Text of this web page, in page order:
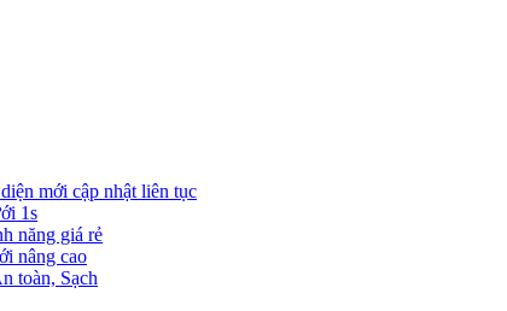
mới cập nhật liên tục
1s
năng giá rẻ
nâng cao
toàn, Sạch